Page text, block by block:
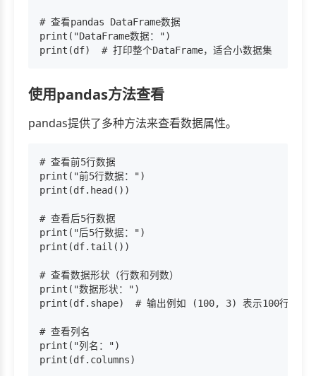
# 查看pandas DataFrame数据
print("DataFrame数据：")
使用pandas方法查看
pandas提供了多种方法来查看数据属性。
# 查看前5行数据
print("前5行数据：")
print(df.head())
# 查看后5行数据
print("后5行数据：")
print(df.tail())
# 查看数据形状（行数和列数）
print("数据形状：")
print(df.shape)  # 输出例如 (100, 3) 表示100行3列
# 查看列名
print("列名：")
print(df.columns)